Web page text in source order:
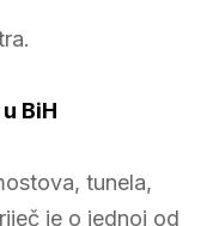
BiH
tunela,
je o jednoj od